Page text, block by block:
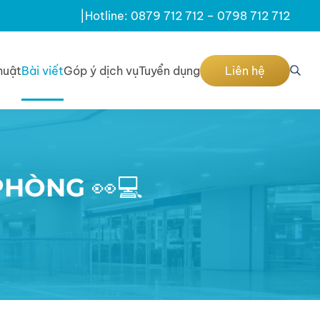
Hotline: 0879 712 712 – 0798 712 712
Bài viếtGóp ý dịch vụTuyển dụng Liên hệ
👀💻